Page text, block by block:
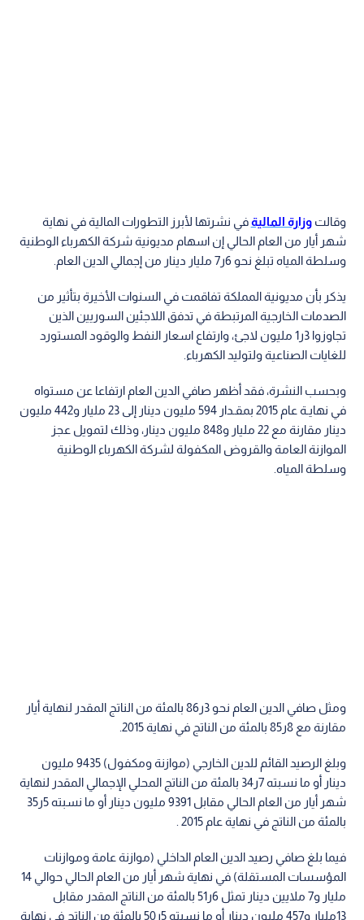
وقالتوزارة الماليةفي نشرتها لأبرز التطورات المالية في نهاية
شهر أيار من العام الحالي إن اسهام مديونية شركة الكهرباء الوطنية
وسلطة المياه تبلغ نحو 6ر7 مليار دينار من إجمالي الدين العام.
يذكر بأن مديونية المملكة تفاقمت في السنوات الأخيرة بتأثير من
الصدمات الخارجية المرتبطة في تدفق اللاجئين السوريين الذين
تجاوزوا 3ر1 مليون لاجئ، وارتفاع اسعار النفط والوقود المستورد
للغايات الصناعية ولتوليد الكهرباء.
وبحسب النشرة، فقد أظهر صافي الدين العام ارتفاعا عن مستواه
في نهايـة عام 2015 بمقـدار 594 مليون دينار إلى 23 مليار و442 مليون
دينار مقارنة مع 22 مليار و848 مليون دينار، وذلك لتمويل عجز
الموازنة العامة والقروض المكفولة لشركة الكهرباء الوطنية
وسلطة المياه.
ومثل صافي الدين العام نحو 3ر86 بالمئة من الناتج المقدر لنهاية أيار
مقارنة مع 8ر85 بالمئة من الناتج في نهاية 2015.
وبلغ الرصيد القائم للدين الخارجي (موازنة ومكفول) 9435 مليون
دينار أو ما نسبته 7ر34 بالمئة من الناتج المحلي الإجمالي المقدر لنهاية
شهر أيار من العام الحالي مقابل 9391 مليون دينار أو ما نسبته 5ر35
بالمئة من الناتج في نهاية عام 2015 .
فيما بلغ صافي رصيد الدين العام الداخلي (موازنة عامة وموازنات
المؤسسات المستقلة) في نهاية شهر أيار من العام الحالي حوالي 14
مليار و7 ملايين دينار تمثل 6ر51 بالمئة من الناتج المقدر مقابل
13مليار و457 مليون دينار أو ما نسبته 5ر50 بالمئة من الناتج في نهاية